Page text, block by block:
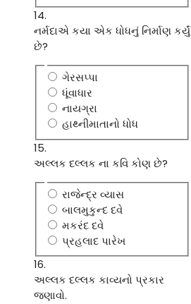
14.
નર્મદાએ કયા એક ધોધનું નિર્માણ કર્યું
છે?
ગેરસપ્પા
ધૂંવાધાર
નાયગ્રા
હાથ્નીમાતાનો ધોધ
15.
અલ્લક દલ્લક ના કવિ કોણ છે?
રાજેન્દ્ર વ્યાસ
બાલમુકુન્દ દવે
મકરંદ દવે
પ્રહલાદ પારેખ
16.
અલ્લક દલ્લક કાવ્યનો પ્રકાર
જણાવો.